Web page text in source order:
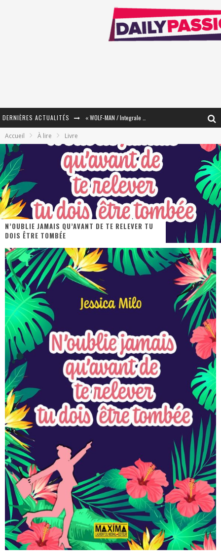
DERNIÈRES ACTUALITÉS
« Mon Village Révolté » - Combattre un Projet !
« Le Béton et le Bambou / Propositions pour Mayotte et le Monde. » - Améliorations !
Star Fox
PsyRiver 2026 : la magie revient sur les rives de l’Aar
« Dr Wertham / L’homme qui étudia les tueurs en série » - Un Métier à Risque !
Assassin's Creed Black Flag Resynced
Yoshi and the mysterious book
Accueil À lire Livre
N’OUBLIE JAMAIS QU’AVANT DE TE RELEVER TU
DOIS ÊTRE TOMBÉE